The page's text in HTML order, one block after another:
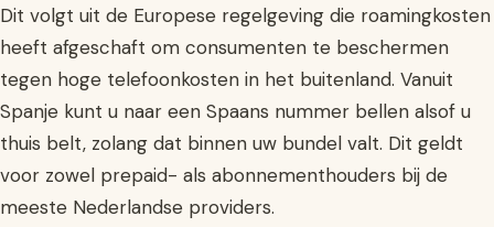
Dit volgt uit de Europese regelgeving die roamingkosten
heeft afgeschaft om consumenten te beschermen
tegen hoge telefoonkosten in het buitenland. Vanuit
Spanje kunt u naar een Spaans nummer bellen alsof u
thuis belt, zolang dat binnen uw bundel valt. Dit geldt
voor zowel prepaid- als abonnementhouders bij de
meeste Nederlandse providers.